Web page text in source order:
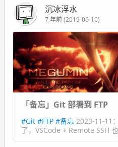
沉冰浮水
7 年前 (2019-06-10)
「备忘」Git 部署到 FTP
#Git #FTP #备忘 2023-11-11
了，VSCode + Remote SSH